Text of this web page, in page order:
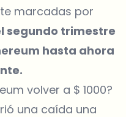
marcadas por
segundo trimestre
hasta ahora
volver a $ 1000?
una caída una